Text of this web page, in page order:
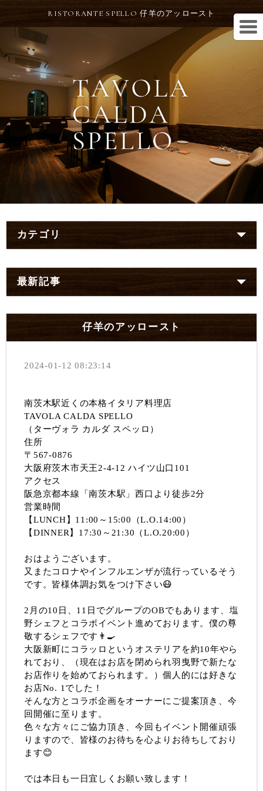
RISTORANTE SPELLO 仔羊のアッロースト
カテゴリ
最新記事
仔羊のアッロースト
2024-01-12 08:23:14
南茨木駅近くの本格イタリア料理店
TAVOLA CALDA SPELLO
（ターヴォラ カルダ スペッロ）
住所
〒567-0876
大阪府茨木市天王2-4-12 ハイツ山口101
アクセス
阪急京都本線「南茨木駅」西口より徒歩2分
営業時間
【LUNCH】11:00～15:00（L.O.14:00）
【DINNER】17:30～21:30（L.O.20:00）
おはようございます。
又またコロナやインフルエンザが流行っているそう
です。皆様体調お気をつけ下さい😷
2月の10日、11日でグループのOBでもあります、塩
野シェフとコラボイベント進めております。僕の尊
敬するシェフです👨‍🍳
大阪新町にコラッロというオステリアを約10年やら
れており、（現在はお店を閉められ羽曳野で新たな
お店作りを始めておられます。）個人的には好きな
お店No. 1でした！
そんな方とコラボ企画をオーナーにご提案頂き、今
回開催に至ります。
色々な方々にご協力頂き、今回もイベント開催頑張
りますので、皆様のお待ちを心よりお待ちしており
ます😊
では本日も一日宜しくお願い致します！